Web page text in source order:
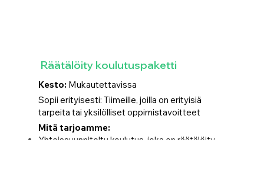
Räätälöity koulutuspaketti
Kesto: Mukautettavissa
Sopii erityisesti: Tiimeille, joilla on erityisiä
tarpeita tai yksilölliset oppimistavoitteet
Mitä tarjoamme:
Yhteissuunniteltu koulutus, joka on räätälöity